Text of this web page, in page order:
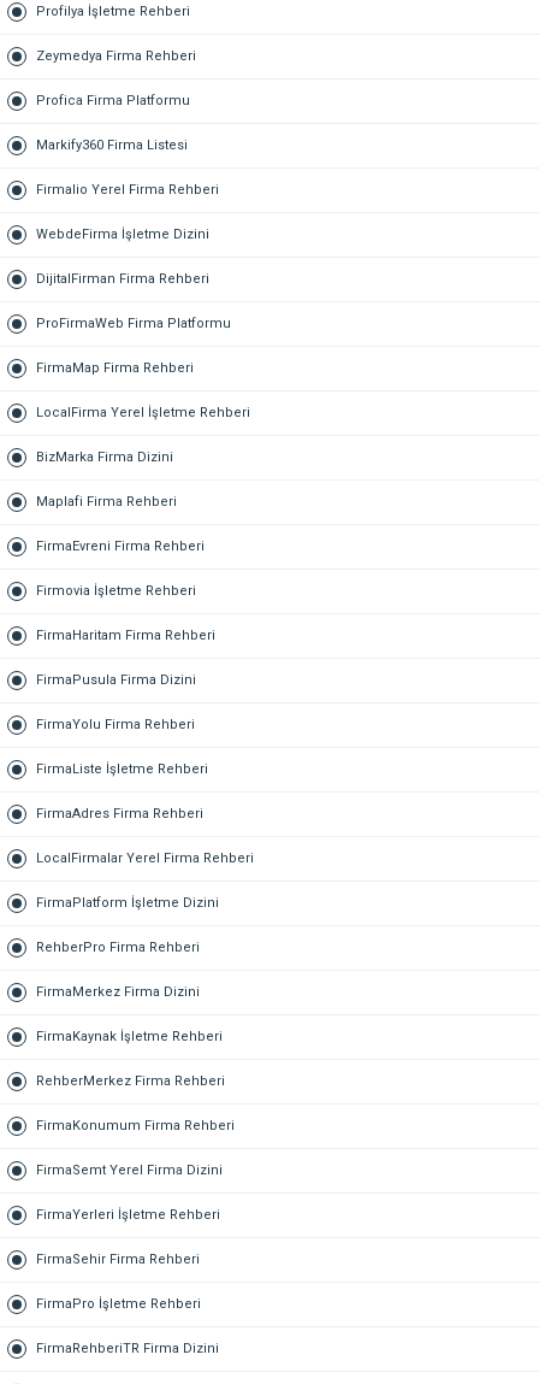
Profilya İşletme Rehberi
Zeymedya Firma Rehberi
Profica Firma Platformu
Markify360 Firma Listesi
Firmalio Yerel Firma Rehberi
WebdeFirma İşletme Dizini
DijitalFirman Firma Rehberi
ProFirmaWeb Firma Platformu
FirmaMap Firma Rehberi
LocalFirma Yerel İşletme Rehberi
BizMarka Firma Dizini
Maplafi Firma Rehberi
FirmaEvreni Firma Rehberi
Firmovia İşletme Rehberi
FirmaHaritam Firma Rehberi
FirmaPusula Firma Dizini
FirmaYolu Firma Rehberi
FirmaListe İşletme Rehberi
FirmaAdres Firma Rehberi
LocalFirmalar Yerel Firma Rehberi
FirmaPlatform İşletme Dizini
RehberPro Firma Rehberi
FirmaMerkez Firma Dizini
FirmaKaynak İşletme Rehberi
RehberMerkez Firma Rehberi
FirmaKonumum Firma Rehberi
FirmaSemt Yerel Firma Dizini
FirmaYerleri İşletme Rehberi
FirmaSehir Firma Rehberi
FirmaPro İşletme Rehberi
FirmaRehberiTR Firma Dizini